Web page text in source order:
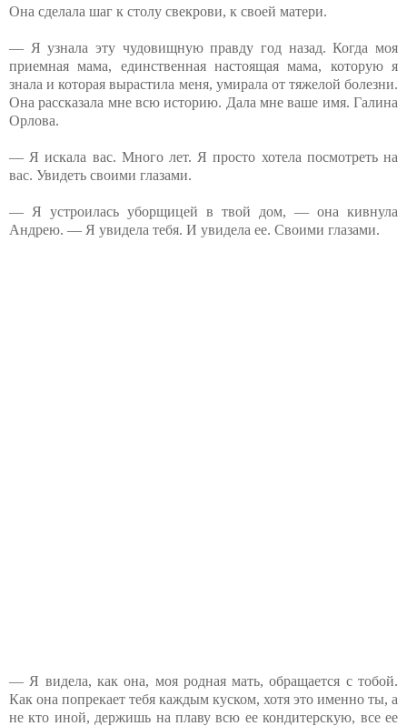
Она сделала шаг к столу свекрови, к своей матери.
— Я узнала эту чудовищную правду год назад. Когда моя
приемная мама, единственная настоящая мама, которую я
знала и которая вырастила меня, умирала от тяжелой болезни.
Она рассказала мне всю историю. Дала мне ваше имя. Галина
Орлова.
— Я искала вас. Много лет. Я просто хотела посмотреть на
вас. Увидеть своими глазами.
— Я устроилась уборщицей в твой дом, — она кивнула
Андрею. — Я увидела тебя. И увидела ее. Своими глазами.
— Я видела, как она, моя родная мать, обращается с тобой.
Как она попрекает тебя каждым куском, хотя это именно ты, а
не кто иной, держишь на плаву всю ее кондитерскую, все ее